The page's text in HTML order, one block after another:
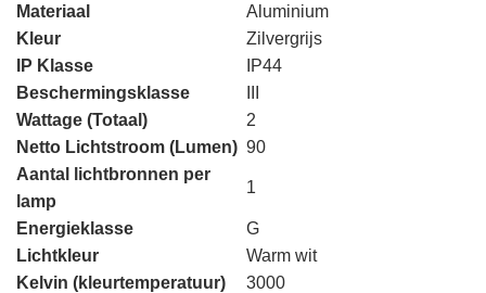
Materiaal
Aluminium
Kleur
Zilvergrijs
IP Klasse
IP44
Beschermingsklasse
Wattage (Totaal)
2
Netto Lichtstroom (Lumen) 90
Aantal lichtbronnen per
lamp
1
Energieklasse
G
Lichtkleur
Warm wit
Kelvin (kleurtemperatuur)
3000